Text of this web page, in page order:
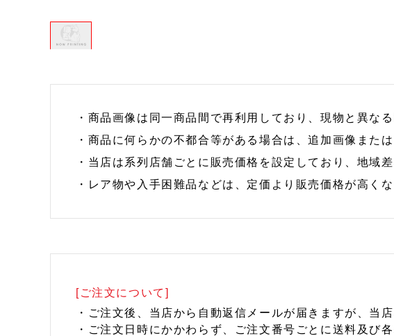
・商品画像は同一商品間で再利用しており、現物と異な
・商品に何らかの不都合等がある場合は、追加画像また
・当店は系列店舗ごとに販売価格を設定しており、地域
・レア物や入手困難品などは、定価より販売価格が高く
[ご注文について]
・ご注文後、当店から自動返信メールが届きますが、当
・ご注文日時にかかわらず、ご注文番号ごとに送料及び